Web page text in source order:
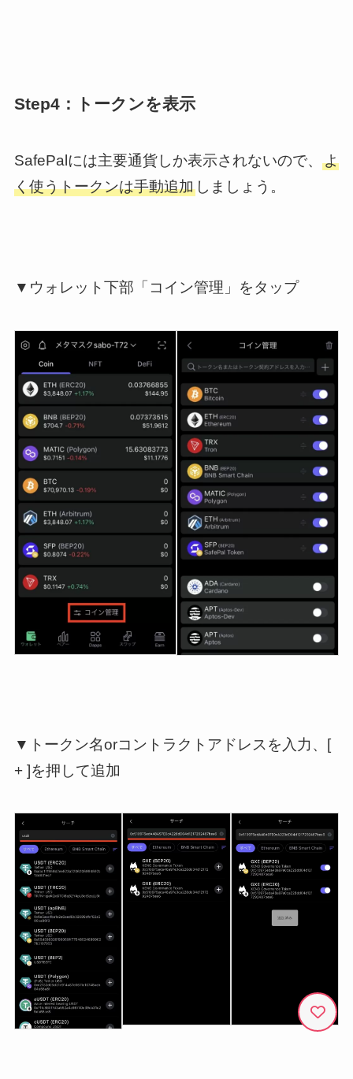
Step4：トークンを表示
SafePalには主要通貨しか表示されないので、 よ
く使うトークンは手動追加しましょう。
▼ウォレット下部「コイン管理」をタップ
▼トークン名orコントラクトアドレスを入力、[
+ ]を押して追加